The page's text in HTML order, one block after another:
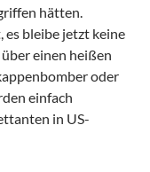
hätten.
bleibe jetzt keine
einen heißen
oder
einfach
in US-